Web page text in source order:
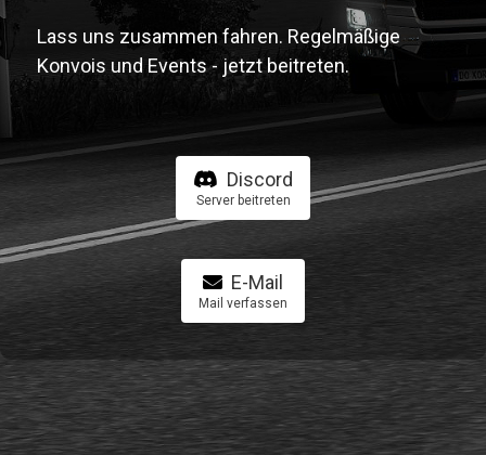
Lass uns zusammen fahren. Regelmäßige
Konvois und Events - jetzt beitreten.
Discord
Server beitreten
E-Mail
Mail verfassen